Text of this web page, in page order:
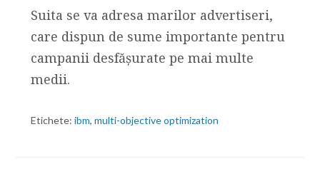
Suita se va adresa marilor advertiseri,
care dispun de sume importante pentru
campanii desfășurate pe mai multe
medii.
Etichete: ibm, multi-objective optimization